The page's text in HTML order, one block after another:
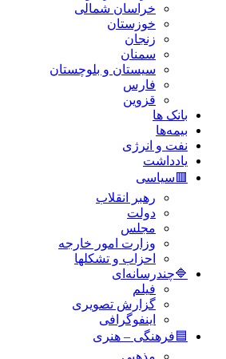
خراسان شمالی
خوزستان
زنجان
سمنان
سیستان و بلوچستان
فارس
قزوین
بانک ها
بیمه‌ها
نفت و انرژی
یادداشت
🟥سیاسی
رهبر انقلاب
دولت
مجلس
وزارت امور خارجه
احزاب و تشکلها
🔷چندرسانه‌ای
فیلم
گزارش تصویری
اینفوگرافی
🟦فرهنگی – هنری
مذهبی